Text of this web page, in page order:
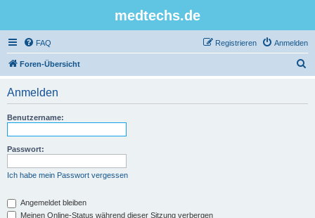
medtechs.de
FAQ Anmelden
Registrieren
Foren-Übersicht
Anmelden
Benutzername:
Passwort:
Ich habe mein Passwort vergessen
Angemeldet bleiben
Meinen Online-Status während dieser Sitzung verbergen